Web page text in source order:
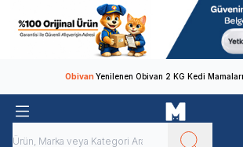
ObivanYenilenen Obivan 2 KG Kedi Mamaları